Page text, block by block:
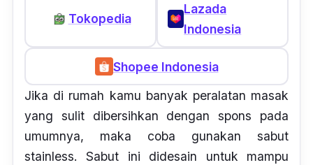
Tokopedia
Lazada
Indonesia
Shopee Indonesia
Jika di rumah kamu banyak peralatan masak
yang sulit dibersihkan denganspons pada
umumnya, maka coba gunakan sabut
stainless. Sabut ini didesain untuk mampu